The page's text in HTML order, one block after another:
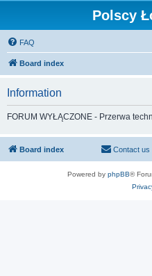
Polscy
FAQ
Board index
Information
FORUM WYŁĄCZONE - Przerwa
Board index Contact us
Powered by phpBB®